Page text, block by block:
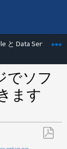
たむ
と Data Services
でソフ
ます